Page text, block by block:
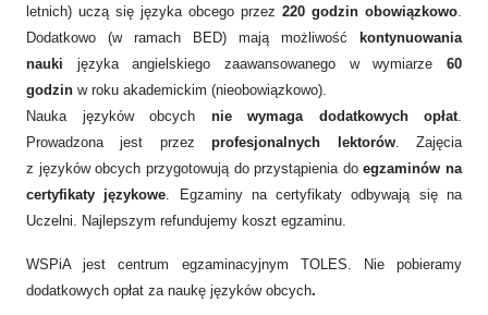
letnich) uczą się języka obcego przez 220 godzin obowiązkowo.
Dodatkowo (w ramach BED) mają możliwość
kontynuowania
nauki języka angielskiego zaawansowanego w wymiarze 60
godzin w roku akademickim (nieobowiązkowo).
Nauka języków obcych nie wymaga dodatkowych opłat.
Prowadzona jest przezprofesjonalnych lektorów. Zajęcia
z języków obcych przygotowują do przystąpienia doegzaminów na
certyfikaty językowe. Egzaminy na certyfikaty odbywają się na
Uczelni. Najlepszym refundujemy koszt egzaminu.
WSPiA jest centrum egzaminacyjnym TOLES. Nie pobieramy
dodatkowych opłat za naukę języków obcych.